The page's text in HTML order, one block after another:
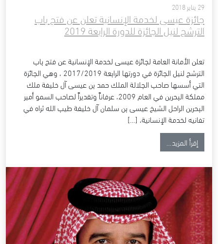
29 يناير 2018
جائزة عيسى لخدمة الإنسانية تعلن عن فتح باب
الترشح لنيل الجائزة للدورة الرابعة 2019
تعلن الأمانة العامة لجائزة عيسى لخدمة الإنسانية عن فتح باب
الترشح لنيل الجائزة في دورتها الرابعة 2017/2019 ، وهي الجائزة
التي أسسها صاحب الجلالة الملك حمد بن عيسى آل خليفة ملك
مملكة البحرين في العام 2009، عرفاناً وتقديراً لصاحب السمو أمير
البحرين الراحل الشيخ عيسى بن سلمان آل خليفة طيب الله ثراه في
تفانيه لخدمة الإنسانية، […]
إقرأ المزيد…from جائزة عيسى لخدمة الإنسانية تعلن عن فتح باب الترشح لنيل الجائزة للدورة الرابعة 2019